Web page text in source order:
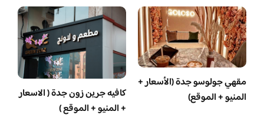
مقهي جولوسو جدة (الأسعار +
المنيو + الموقع)
كافيه جرين زون جدة ( الاسعار
+ المنيو + الموقع )